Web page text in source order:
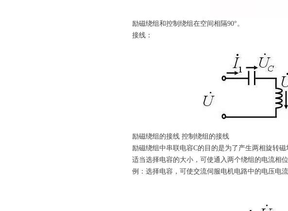
励磁绕组和控制绕组在空间相隔90°。
接线：
励磁绕组的接线 控制绕组的接线
励磁绕组中串联电容C的目的是为了产生两相旋转磁
适当选择电容的大小，可使通入两个绕组的电流相
例：选择电容，可使交流伺服电机电路中的电压电